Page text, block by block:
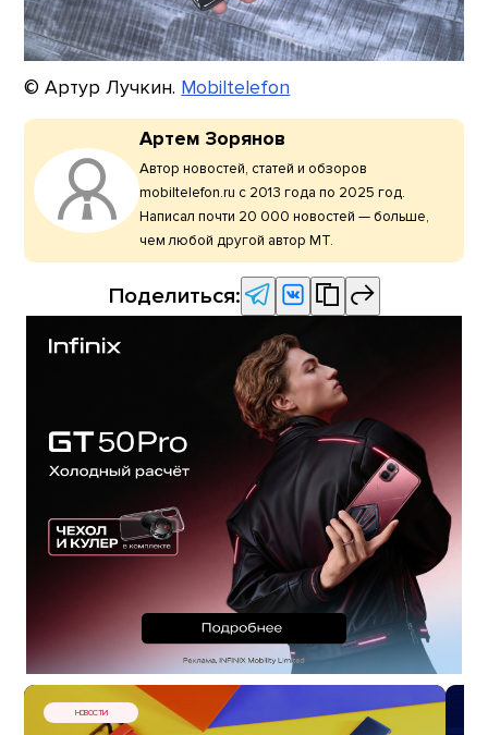
© Артур Лучкин. Mobiltelefon
Артем Зорянов
Автор новостей, статей и обзоров
mobiltelefon.ru с 2013 года по 2025 год.
Написал почти 20 000 новостей — больше,
чем любой другой автор МТ.
Поделиться:
НОВОСТИ